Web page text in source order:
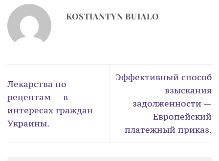
KOSTIANTYN BUIALO
Лекарства по
рецептам — в
интересах граждан
Украины.
Эффективный способ
взыскания
задолженности —
Европейский
платежный приказ.